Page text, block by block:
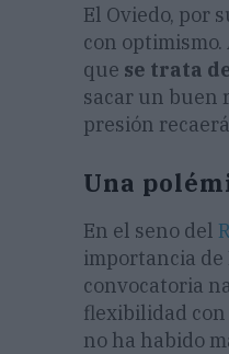
El Oviedo, por
con
que se trata
sacar un buen
presión
Una
En el seno del
importancia de
convocatoria
flexibilidad con
no ha habido